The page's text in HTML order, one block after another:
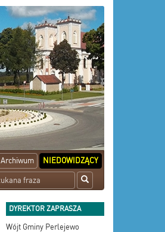
Archiwum NIEDOWIDZĄCY
DYREKTOR ZAPRASZA
Wójt Gminy Perlejewo